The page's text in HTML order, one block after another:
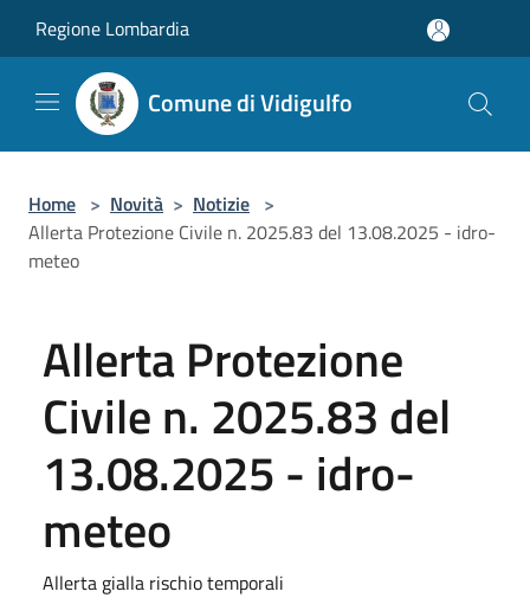
Regione Lombardia
Comune di Vidigulfo
Home > Novità > Notizie >
Allerta Protezione Civile n. 2025.83 del 13.08.2025 - idro-
meteo
Allerta Protezione
Civile n. 2025.83 del
13.08.2025 - idro-
meteo
Allerta gialla rischio temporali